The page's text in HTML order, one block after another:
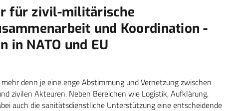
für zivil-militärische
und Koordination
in NATO und EU
denn je eine enge Abstimmung und Vernetzung zwischen
zivilen Akteuren. Neben Bereichen wie Logistik, Aufklärung,
auch die sanitätsdienstliche Unterstützung eine entscheidende